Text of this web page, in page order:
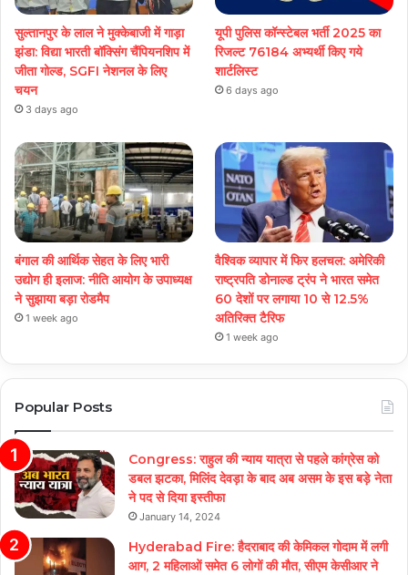
सुल्तानपुर के लाल ने मुक्केबाजी में गाड़ा
झंडा: विद्या भारती बॉक्सिंग चैंपियनशिप में
जीता गोल्ड, SGFI नेशनल के लिए
चयन
3 days ago
यूपी पुलिस कॉन्स्टेबल भर्ती 2025 का
रिजल्ट 76184 अभ्यर्थी किए गये
शार्टलिस्ट
6 days ago
बंगाल की आर्थिक सेहत के लिए भारी
उद्योग ही इलाज: नीत‌ि आयोग के उपाध्यक्ष
ने सुझाया बड़ा रोडमैप
1 week ago
वैश्विक व्यापार में फिर हलचल: अमेरिकी
राष्ट्रपति डोनाल्ड ट्रंप ने भारत समेत
60 देशों पर लगाया 10 से 12.5%
अतिरिक्त टैरिफ
1 week ago
Popular Posts
Congress: राहुल की न्याय यात्रा से पहले कांग्रेस को
डबल झटका, मिलिंद देवड़ा के बाद अब असम के इस बड़े नेता
ने पद से दिया इस्तीफा
January 14, 2024
Hyderabad Fire: हैदराबाद की केमिकल गोदाम में लगी
आग, 2 महिलाओं समेत 6 लोगों की मौत, सीएम केसीआर ने